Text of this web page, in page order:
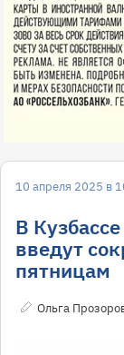
10 апреля 2025 в
В
введут
пятницам
Ольга